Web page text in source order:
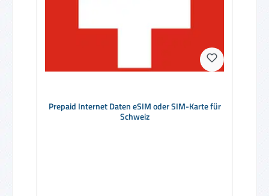
Prepaid Internet Daten eSIM oder SIM-Karte für
Schweiz